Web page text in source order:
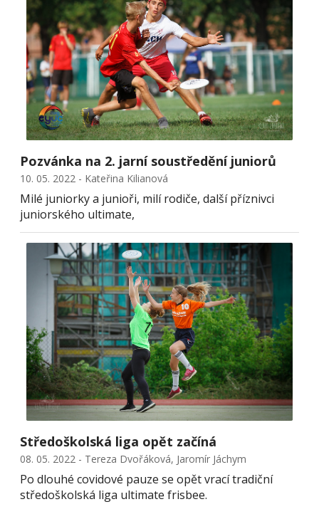
Pozvánka na 2. jarní soustředění juniorů
10. 05. 2022 - Kateřina Kilianová
Milé juniorky a junioři, milí rodiče, další příznivci
juniorského ultimate,
Středoškolská liga opět začíná
08. 05. 2022 - Tereza Dvořáková, Jaromír Jáchym
Po dlouhé covidové pauze se opět vrací tradiční
středoškolská liga ultimate frisbee.